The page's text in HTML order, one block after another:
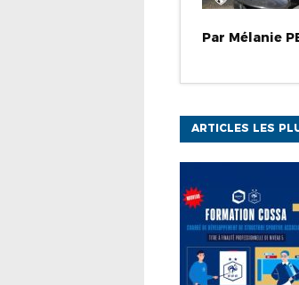
Par Mélanie
ARTICLES LES